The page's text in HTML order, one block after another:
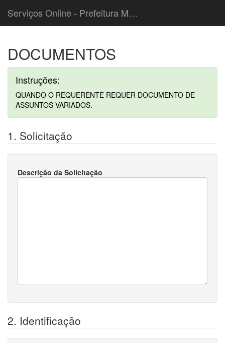
Serviços Online - Prefeitura Municipal de Cordeiropolis
DOCUMENTOS
Instruções:
QUANDO O REQUERENTE REQUER DOCUMENTO DE
ASSUNTOS VARIADOS.
1. Solicitação
Descrição da Solicitação
2. Identificação